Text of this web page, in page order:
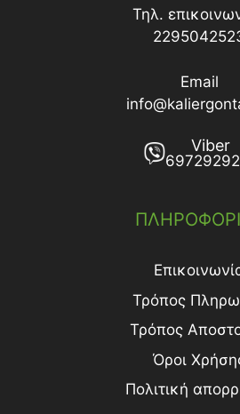
Τηλ.
Email
Viber
Τρόπος
Τρόπος
Όροι
Πολιτική